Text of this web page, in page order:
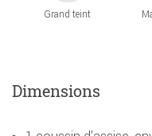
Grand teint
Dimensions